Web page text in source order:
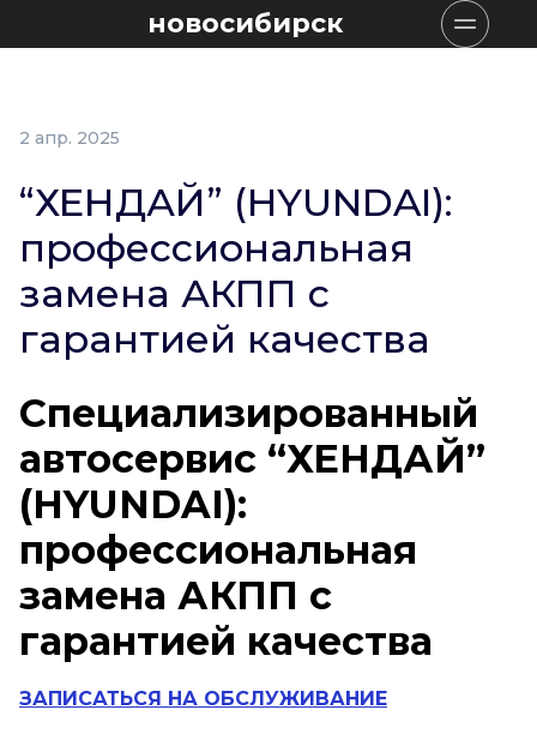
новосибирск
2 апр. 2025
“ХЕНДАЙ” (HYUNDAI):
профессиональная
замена АКПП с
гарантией качества
Специализированный
автосервис “ХЕНДАЙ”
(HYUNDAI):
профессиональная
замена АКПП с
гарантией качества
ЗАПИСАТЬСЯ НА ОБСЛУЖИВАНИЕ